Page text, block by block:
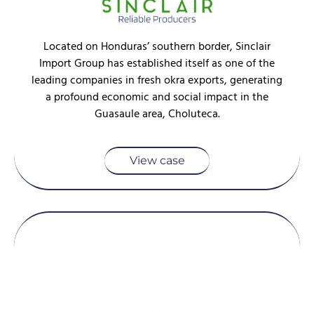
Located on Honduras’ southern border, Sinclair
Import Group has established itself as one of the
leading companies in fresh okra exports, generating
a profound economic and social impact in the
Guasaule area, Choluteca.
View case